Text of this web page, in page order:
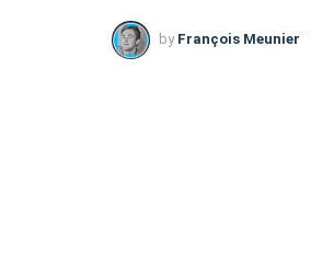
by François Meunier